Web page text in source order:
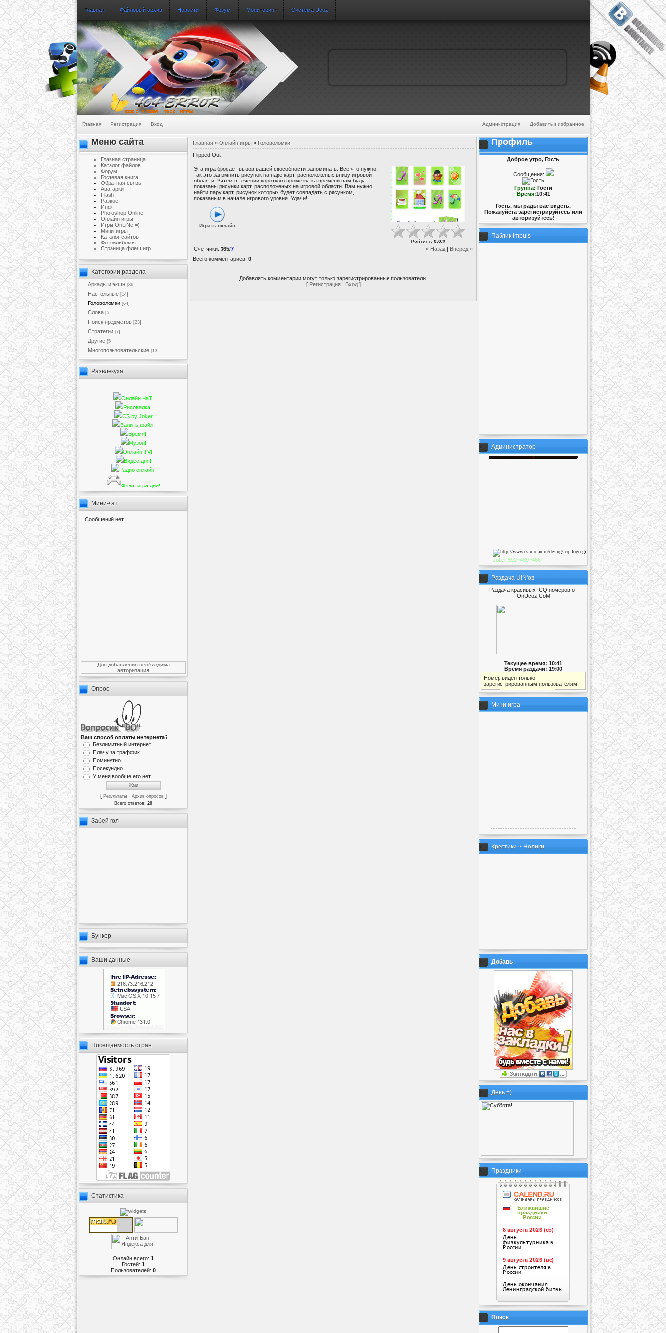
Главная Файловый архив Новости Форум Мониторинг Система Ucoz
Главная · Регистрация · Вход Администрация · Добавить в избранное
Меню сайта
Главная страница
Каталог файлов
Форум
Гостевая книга
Обратная связь
Аватарки
Flash
Разное
Инф
Photoshop Online
Онлайн игры
Игры OnLiNe =)
Мини-игры
Каталог сайтов
Фотоальбомы
Cтраница флеш игр
Категории раздела
Аркады и экшн [86]
Настольные [14]
Головоломки [64]
Слова [5]
Поиск предметов [23]
Стратегии [7]
Другие [5]
Многопользовательские [13]
Развлекуха
Онлайн ЧаТ!
Рисовалка!
CS by Joker
Залить файл!
Время!
Музон!
Онлайн TV!
Видео дня!
Радио онлайн!
Флэш игра дня!
Мини-чат
Для добавления необходима
авторизация
Опрос
Ваш способ оплаты интернета?
Безлимитный интернет
Плачу за траффик
Поминутно
Посекундно
У меня вообще его нет
[ Результаты · Архив опросов ]
Всего ответов: 20
Забей гол
Бункер
Ваши данные
Посещаемость стран
Статистика
Онлайн всего: 1
Гостей: 1
Пользователей: 0
Главная » Онлайн игры » Головоломки
Flipped Out
Эта игра бросает вызов вашей способности запоминать. Все что нужно,
так это запомнить рисунок на паре карт, расположеных внизу игровой
области. Затем в течении короткого промежутка времени вам будут
показаны рисунки карт, расположеных на игровой области. Вам нужно
найти пару карт, рисунок которых будет совпадать с рисунком,
показаным в начале игрового уровня. Удачи!
Играть онлайн
Рейтинг: 0.0/0
« Назад Вперед »
Счетчики: 365/7
Всего комментариев: 0
Добавлять комментарии могут только зарегистрированные пользователи.
[ Регистрация| Вход]
Профиль
Доброе утро, Гость
Сообщения:
Группа: Гости
Время:10:41
Гость, мы рады вас видеть.
Пожалуйста зарегистрируйтесь или
авторизуйтесь!
Паблик Impuls
Администратор
Joker 592~489~466
Раздача UIN'ов
Раздача красивых ICQ номеров от
OnUcoz.CoM
Текущее время: 10:41
Время раздачи: 19:00
Номер виден только
зарегистрированным пользователям
Мини игра
Крестики ~ Нолики
Добавь
День =)
Праздники
Поиск